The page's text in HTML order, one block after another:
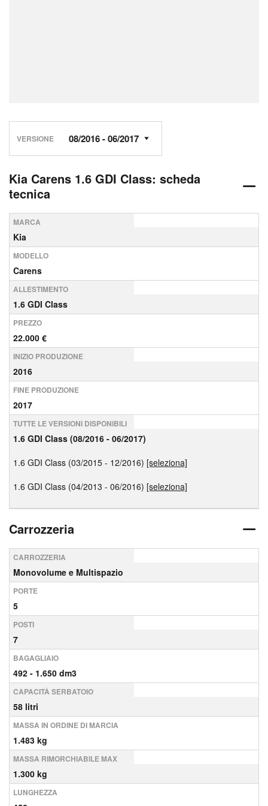
VERSIONE
Kia Carens 1.6 GDI Class: scheda
tecnica
MARCA
Kia
MODELLO
Carens
ALLESTIMENTO
1.6 GDI Class
PREZZO
22.000 €
INIZIO PRODUZIONE
2016
FINE PRODUZIONE
2017
TUTTE LE VERSIONI DISPONIBILI
1.6 GDI Class (08/2016 - 06/2017)
1.6 GDI Class (03/2015 - 12/2016) [seleziona]
1.6 GDI Class (04/2013 - 06/2016) [seleziona]
Carrozzeria
CARROZZERIA
Monovolume e Multispazio
PORTE
5
POSTI
7
BAGAGLIAIO
492 - 1.650 dm3
CAPACITÀ SERBATOIO
58 litri
MASSA IN ORDINE DI MARCIA
1.483 kg
MASSA RIMORCHIABILE MAX
1.300 kg
LUNGHEZZA